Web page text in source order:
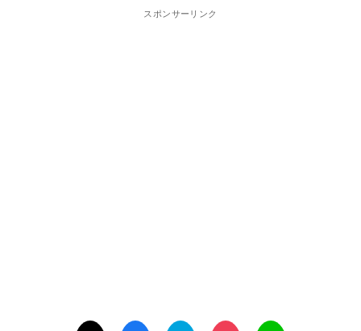
スポンサーリンク